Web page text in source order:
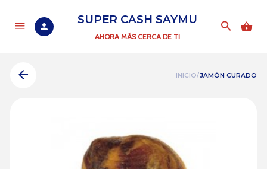
SUPER CASH SAYMU
AHORA MÁS CERCA DE TI
INICIO/JAMÓN CURADO